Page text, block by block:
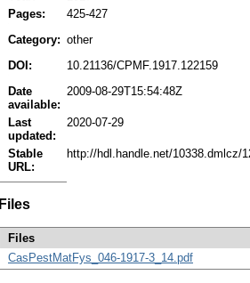
Pages:
425-427
Category: other
DOI:
10.21136/CPMF.1917.122159
Date
available:
2009-08-29T15:54:48Z
Last
updated:
2020-07-29
Stable
URL:
http://hdl.handle.net/10338.dmlcz/
Files
Files
CasPestMatFys_046-1917-3_14.pdf